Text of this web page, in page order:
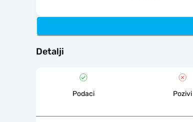
Detalji
Podaci Pozivi